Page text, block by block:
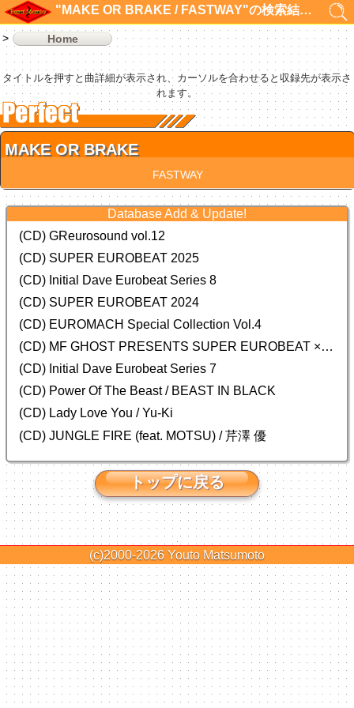
"MAKE OR BRAKE / FASTWAY"の検索結果 1件
Home
タイトルを押すと曲詳細が表示され、カーソルを合わせると収録先が表示さ
れます。
MAKE OR BRAKE
FASTWAY
Database Add & Update!
(CD) GReurosound vol.12
(CD) SUPER EUROBEAT 2025
(CD) Initial Dave Eurobeat Series 8
(CD) SUPER EUROBEAT 2024
(CD) EUROMACH Special Collection Vol.4
(CD) MF GHOST PRESENTS SUPER EUROBEAT × ORIGINAL SOUNDTRACK NEW COLLECTION
(CD) Initial Dave Eurobeat Series 7
(CD) Power Of The Beast / BEAST IN BLACK
(CD) Lady Love You / Yu-Ki
(CD) JUNGLE FIRE (feat. MOTSU) / 芹澤 優
トップに戻る
(c)2000-2026 Youto Matsumoto